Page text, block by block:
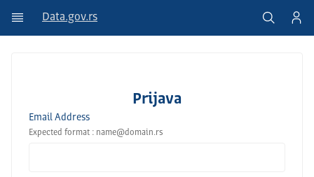
Data.gov.rs
Prijava
Email Address
Expected format : name@domain.rs